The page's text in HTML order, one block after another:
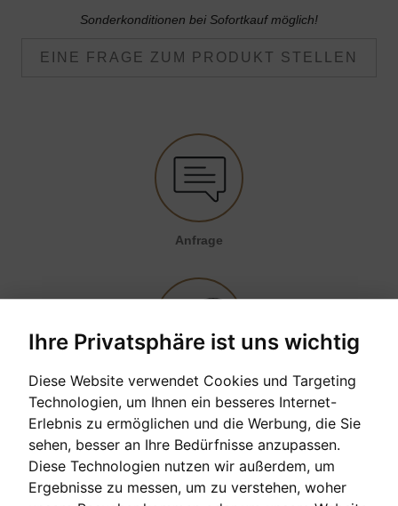
Ihre Privatsphäre ist uns wichtig
Diese Website verwendet Cookies und Targeting
Technologien, um Ihnen ein besseres Internet-
Erlebnis zu ermöglichen und die Werbung, die Sie
sehen, besser an Ihre Bedürfnisse anzupassen.
Diese Technologien nutzen wir außerdem, um
Ergebnisse zu messen, um zu verstehen, woher
Sonderkonditionen bei Sofortkauf möglich!
EINE FRAGE ZUM PRODUKT STELLEN
Anfrage
Finanzierung
1,228 €/Monat